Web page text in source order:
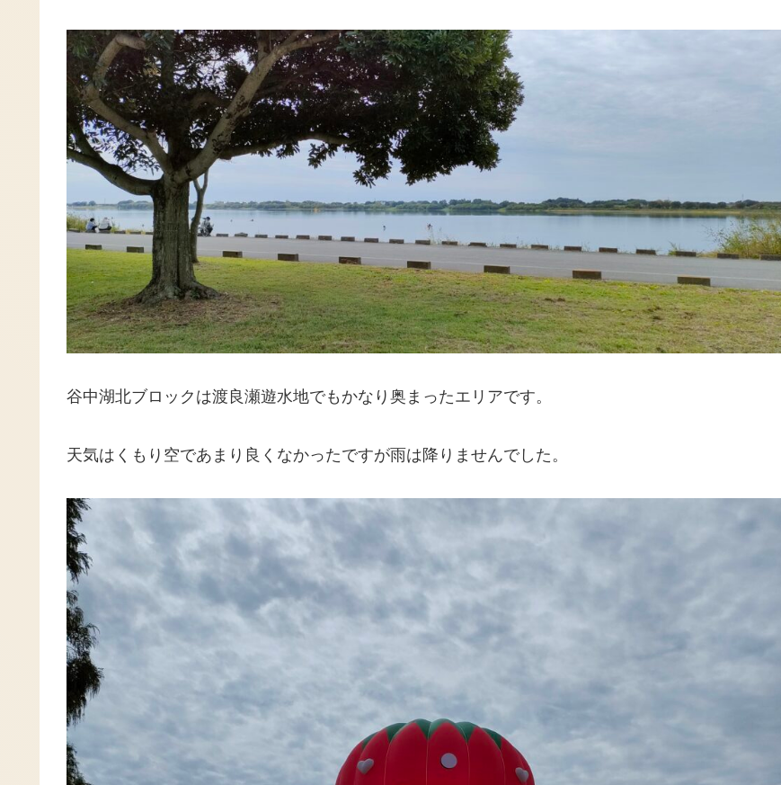
谷中湖北ブロックは渡良瀬遊水地でもかなり奥まったエリアです。
天気はくもり空であまり良くなかったですが雨は降りませんでした。